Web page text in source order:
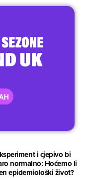
i cjepivo bi
normalno: Hoćemo li
epidemiološki život?